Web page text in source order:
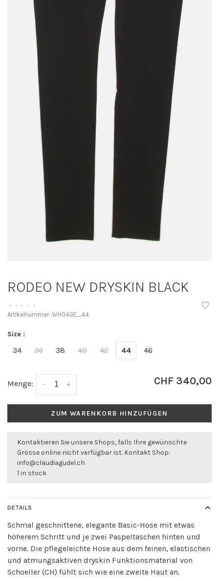
RODEO NEW DRYSKIN BLACK
• • • • •
Artikelnummer: WH040E_44
Size :
34 36 38 40 42 44 46
Menge: +
- CHF 340,00
ZUM WARENKORB HINZUFÜGEN
Kontaktieren Sie unsere Shops, falls Ihre gewünschte
Grösse online nicht verfügbar ist. Kontakt Shop:
info@claudiagudel.ch
1 in stock
DETAILS
Schmal geschnittene, elegante Basic-Hose mit etwas
höherem Schritt und je zwei Paspeltaschen hinten und
vorne. Die pflegeleichte Hose aus dem feinen, elastischen
und atmungsaktiven dryskin Funktionsmaterial von
Schoeller (CH) fühlt sich wie eine zweite Haut an.